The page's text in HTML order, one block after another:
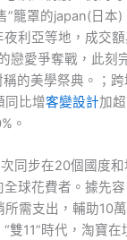
”籠罩的japan(日本)
利亞等地，成交
戀愛爭奪戰，此刻
的美學祭典。；
同比增客變設計加
。
次同步在20個國度
球花費者。據先容
需支出，輔助10
雙11”時代，淘寶